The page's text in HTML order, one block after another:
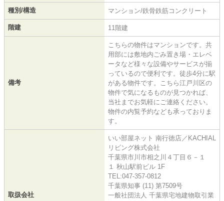
種別/構造 マンション/鉄骨鉄筋コンクリート
階建 11階建
備考
こちらの物件はマンションです。共
用部には敷地内ごみ置き場・エレベ
ータなど様々な設備やサービスが揃
っているので便利です。徒歩4分に駅
がある物件です。こちら江戸川区の
物件で気になるものが見つかれば、
当社までお気軽にご連絡ください。
物件の内覧予約なども承っておりま
す。
取扱会社
いい部屋ネット 南行徳店／KACHIAL
リビング株式会社
千葉県市川市相之川４丁目６－１
１ 秋山駅前ビル 1F
TEL:047-357-0812
千葉県知事 (11) 第7509号
一般社団法人 千葉県宅地建物取引業